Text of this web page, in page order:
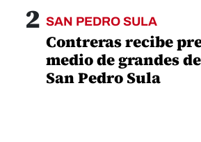
2 SAN PEDRO SULA
Contreras recibe
medio de grandes
San Pedro Sula